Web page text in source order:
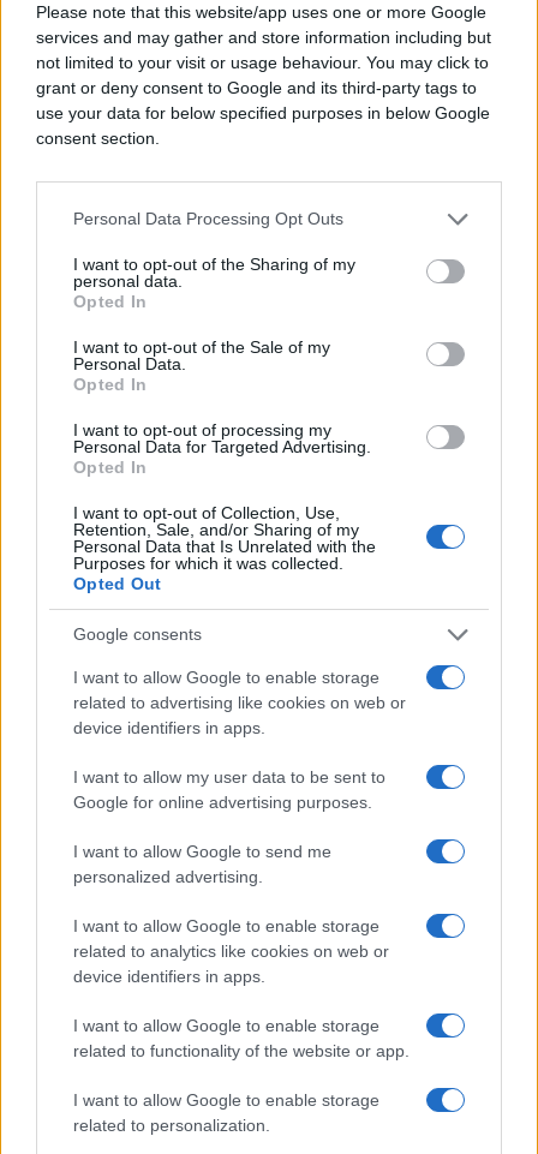
Please note that this website/app uses one or more Google
services and may gather and store information including but
not limited to your visit or usage behaviour. You may click to
grant or deny consent to Google and its third-party tags to
use your data for below specified purposes in below Google
consent section.
Personal Data Processing Opt Outs
I want to opt-out of the Sharing of my
personal data.
Opted In
I want to opt-out of the Sale of my
Personal Data.
Opted In
I want to opt-out of processing my
Personal Data for Targeted Advertising.
Opted In
I want to opt-out of Collection, Use,
Retention, Sale, and/or Sharing of my
Personal Data that Is Unrelated with the
Purposes for which it was collected.
Opted Out
Google consents
I want to allow Google to enable storage
related to advertising like cookies on web or
device identifiers in apps.
I want to allow my user data to be sent to
Google for online advertising purposes.
I want to allow Google to send me
personalized advertising.
I want to allow Google to enable storage
related to analytics like cookies on web or
device identifiers in apps.
I want to allow Google to enable storage
related to functionality of the website or app.
I want to allow Google to enable storage
related to personalization.
u slučaju parlamentarnih izbora „sigurno sjesti za
stol s kolegama iz SDP-a i porazgovarati o
budućem programu Vlade“, ali još se neće govoriti
hoće li to značiti zajednički ili odvojeni nastup na
izborima.
lokalnih izbora, koji bi ipak mogli uticati na volju
saborskih zastupnika, te odlučiti o novoj većini ili
#SDP #HDZ
#Andrej Plenković
#Vanredni izbori